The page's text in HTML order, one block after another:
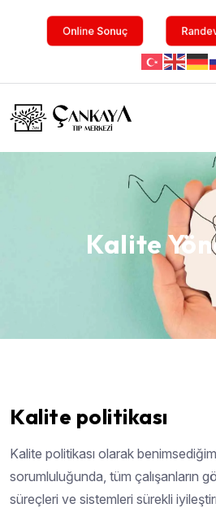
Online Sonuç
Kalite
Kalite politikası
Kalite politikası olarak
sorumluluğunda, tüm çalışanların
süreçleri ve sistemleri sürekli